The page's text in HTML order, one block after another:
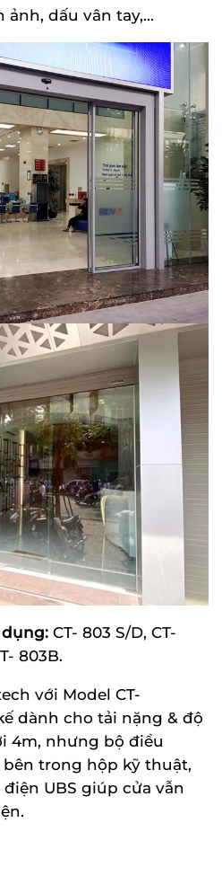
dấu vân tay,...
CT- 803 S/D, CT-
803B.
với Model CT-
dành cho tải nặng & độ
4m, nhưng bộ điều
trong hộp kỹ thuật,
UBS giúp cửa vẫn